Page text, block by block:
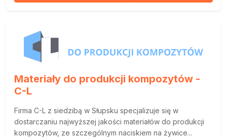
Materiały do produkcji kompozytów -
C-L
Firma C-L z siedzibą w Słupsku specjalizuje się w
dostarczaniu najwyższej jakości materiałów do produkcji
kompozytów, ze szczególnym naciskiem na żywice...